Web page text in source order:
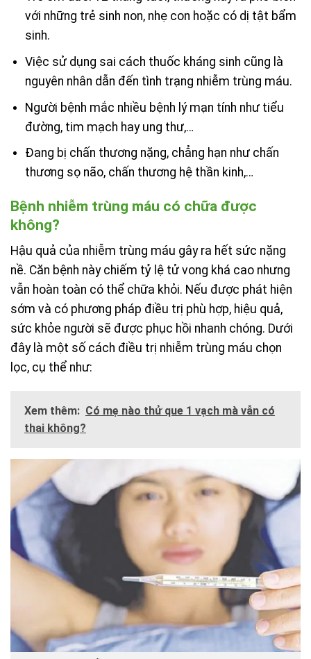
với những trẻ sinh non, nhẹ con hoặc có dị tật bẩm
sinh.
Việc sử dụng sai cách thuốc kháng sinh cũng là
nguyên nhân dẫn đến tình trạng nhiễm trùng máu.
Người bệnh mắc nhiều bệnh lý mạn tính như tiểu
đường, tim mạch hay ung thư,…
Đang bị chấn thương nặng, chẳng hạn như chấn
thương sọ não, chấn thương hệ thần kinh,…
Bệnh nhiễm trùng máu có chữa được
không?
Hậu quả của nhiễm trùng máu gây ra hết sức nặng
nề. Căn bệnh này chiếm tỷ lệ tử vong khá cao nhưng
vẫn hoàn toàn có thể chữa khỏi. Nếu được phát hiện
sớm và có phương pháp điều trị phù hợp, hiệu quả,
sức khỏe người sẽ được phục hồi nhanh chóng. Dưới
đây là một số cách điều trị nhiễm trùng máu chọn
lọc, cụ thể như:
Xem thêm: Có mẹ nào thử que 1 vạch mà vẫn có
thai không?